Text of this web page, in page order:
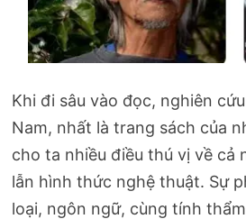
Khi đi sâu vào đọc, nghiên
Nam, nhất là trang sách của
cho ta nhiều điều thú vị về cả
lẫn hình thức nghệ thuật. Sự
loại, ngôn ngữ, cùng tính